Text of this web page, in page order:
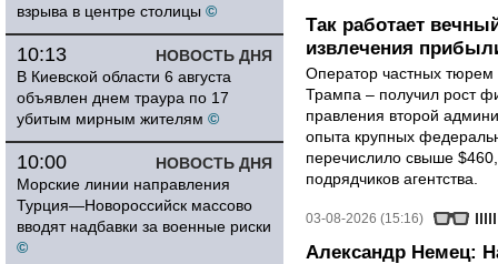
взрыва в центре столицы ©
НОВОСТЬ ДНЯ
10:13
В Киевской области 6 августа
объявлен днем траура по 17
убитым мирным жителям ©
НОВОСТЬ ДНЯ
10:00
Морские линии направления
Турция—Новороссийск массово
вводят надбавки за военные риски
©
Так работает
извлечения
Оператор частных тюрем
Трампа – получил рост
правления второй
опыта крупных
перечислило свыше
подрядчиков агентства.
03-08-2026 (15:16)
Александр Немец: